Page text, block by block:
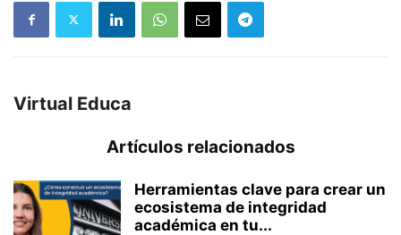
Virtual Educa
Artículos relacionados
Herramientas clave para crear un
ecosistema de integridad
académica en tu...